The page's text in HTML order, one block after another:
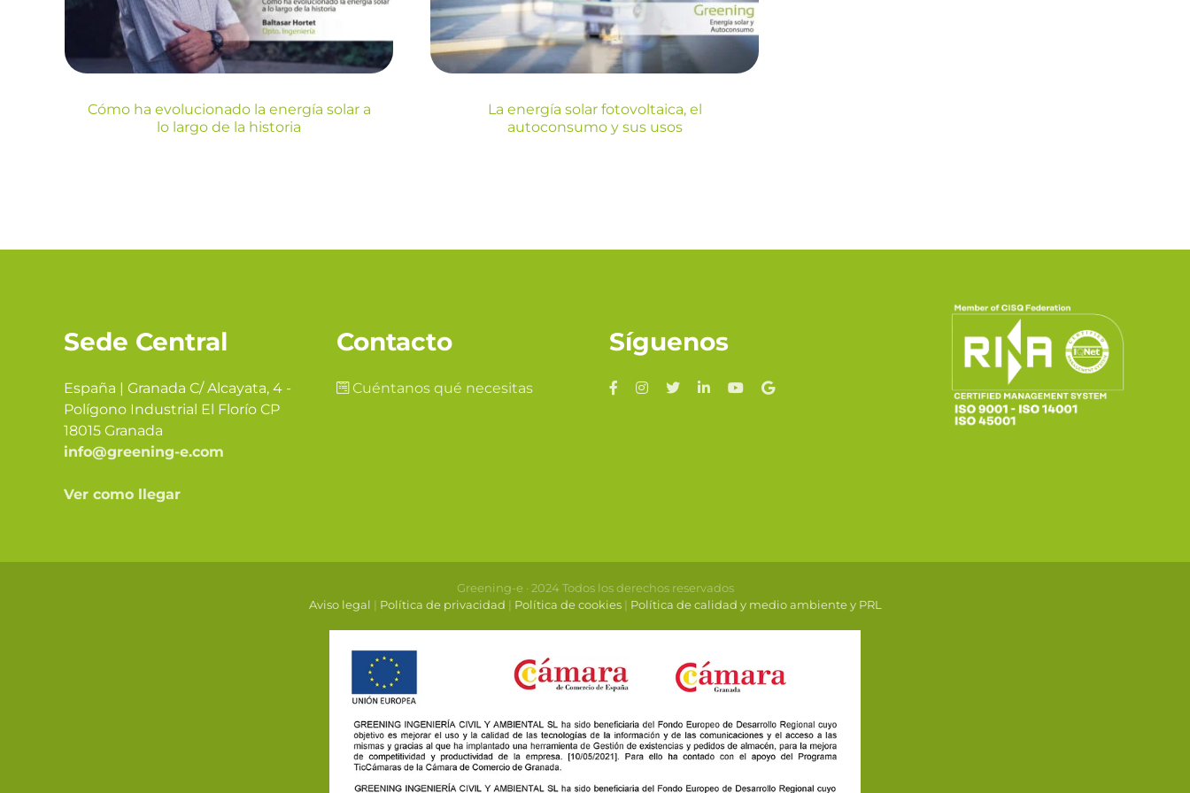
Blog
Cómo ha evolucionado la energía solar a
lo largo de la historia
Blog Sin categorizar
La energía solar fotovoltaica, el
autoconsumo y sus usos
Sede Central
España | Granada C/ Alcayata, 4 -
Polígono Industrial El Florío CP
18015 Granada
info@greening-e.com
Ver como llegar
Contacto
Cuéntanos qué necesitas
Síguenos
Greening-e · 2024 Todos los derechos reservados
Aviso legal | Política de privacidad | Política de cookies| Política de calidad y medio ambiente y PRL